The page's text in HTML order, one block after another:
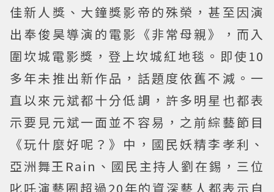
佳新人獎、大鐘獎影帝的殊榮，甚至因演
出奉俊昊導演的電影《非常母親》，而入
圍坎城電影獎，登上坎城紅地毯。即使10
多年未推出新作品，話題度依舊不減。一
直以來元斌都十分低調，許多明星也都表
示要見元斌一面並不容易，之前綜藝節目
《玩什麼好呢？》中，國民妖精李孝利、
亞洲舞王Rain、國民主持人劉在錫，三位
叱吒演藝圈超過20年的資深藝人都表示自